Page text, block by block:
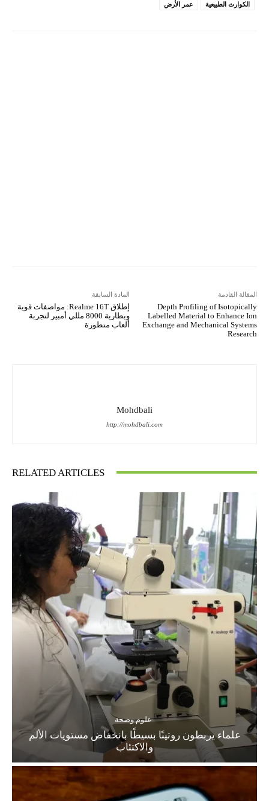
الكوارث الطبيعية عمر الأرض
المادة السابقة
إطلاق Realme 16T: مواصفات قوية
وبطارية 8000 مللي أمبير لتجربة
ألعاب متطورة
المقالة القادمة
Depth Profiling of Isotopically
Labelled Material to Enhance Ion
Exchange and Mechanical Systems
Research
Mohdbali
http://mohdbali.com
RELATED ARTICLES
علوم وصحة
علماء يربطون روتينًا بسيطًا بانخفاض مستويات الألم
والاكتئاب